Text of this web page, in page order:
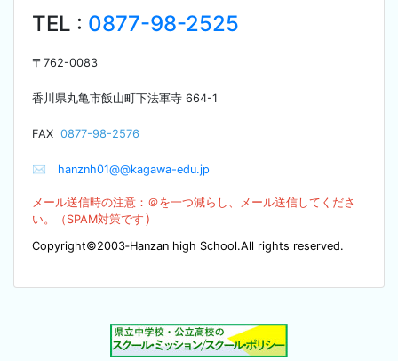
TEL : 0877-98-2525
〒 762-0083
香川県丸亀市飯山町下法軍寺 664-1
FAX 0877-98-2576
✉ hanznh01@@kagawa-edu.jp
メール送信時の注意：＠を一つ減らし、メール送信してくださ
い。（SPAM対策です ）
Copyright©2003‐Hanzan high School.All rights reserved.